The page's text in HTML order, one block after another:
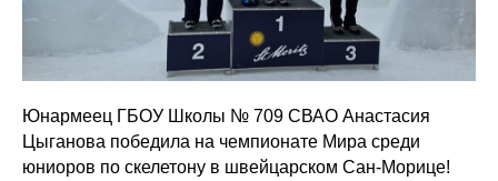
Юнармеец ГБОУ Школы № 709 СВАО Анастасия
Цыганова победила на чемпионате Мира среди
юниоров по скелетону в швейцарском Сан-Морице!